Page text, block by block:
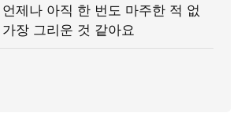
제나 아직 한 번도 마주한 적 없
장 그리운 것 같아요